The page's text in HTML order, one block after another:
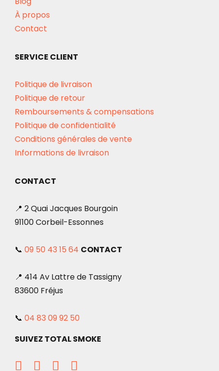
À propos
Contact
SERVICE CLIENT
Politique de livraison
Politique de retour
Remboursements & compensations
Politique de confidentialité
Conditions générales de vente
Informations de livraison
CONTACT
📍 2 Quai Jacques Bourgoin
91100 Corbeil-Essonnes
📞 09 50 43 15 64 CONTACT
📍 414 Av Lattre de Tassigny
83600 Fréjus
📞 04 83 09 92 50
SUIVEZ TOTAL SMOKE